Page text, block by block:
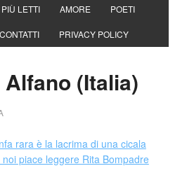
PIÙ LETTI AMORE POETI
CONTATTI PRIVACY POLICY
(Italia)